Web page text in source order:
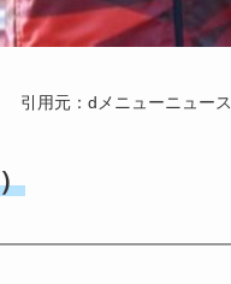
引用元：dメニューニュース